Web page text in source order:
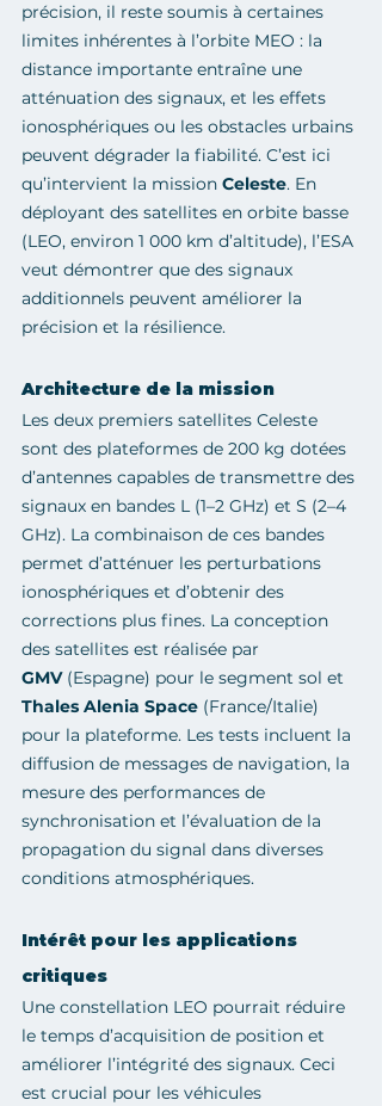
précision, il reste soumis à certaines
limites inhérentes à l’orbite MEO : la
distance importante entraîne une
atténuation des signaux, et les effets
ionosphériques ou les obstacles urbains
peuvent dégrader la fiabilité. C’est ici
qu’intervient la mission Celeste. En
déployant des satellites en orbite basse
(LEO, environ 1 000 km d’altitude), l’ESA
veut démontrer que des signaux
additionnels peuvent améliorer la
précision et la résilience.
Architecture de la mission
Les deux premiers satellites Celeste
sont des plateformes de 200 kg dotées
d’antennes capables de transmettre des
signaux en bandes L (1–2 GHz) et S (2–4
GHz). La combinaison de ces bandes
permet d’atténuer les perturbations
ionosphériques et d’obtenir des
corrections plus fines. La conception
des satellites est réalisée par
GMV (Espagne) pour le segment sol et
Thales Alenia Space (France/Italie)
pour la plateforme. Les tests incluent la
diffusion de messages de navigation, la
mesure des performances de
synchronisation et l’évaluation de la
propagation du signal dans diverses
conditions atmosphériques.
Intérêt pour les applications
critiques
Une constellation LEO pourrait réduire
le temps d’acquisition de position et
améliorer l’intégrité des signaux. Ceci
est crucial pour les véhicules